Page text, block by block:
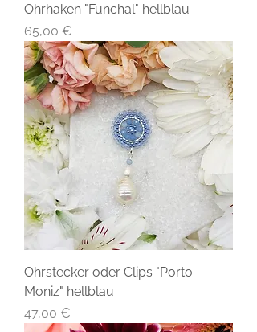
Ohrhaken "Funchal" hellblau
Preis
65,00 €
Ohrstecker oder Clips "Porto
Moniz" hellblau
Preis
47,00 €